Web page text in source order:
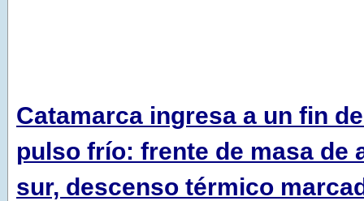
Catamarca ingresa a un fin
pulso frío: frente de masa de
sur, descenso térmico